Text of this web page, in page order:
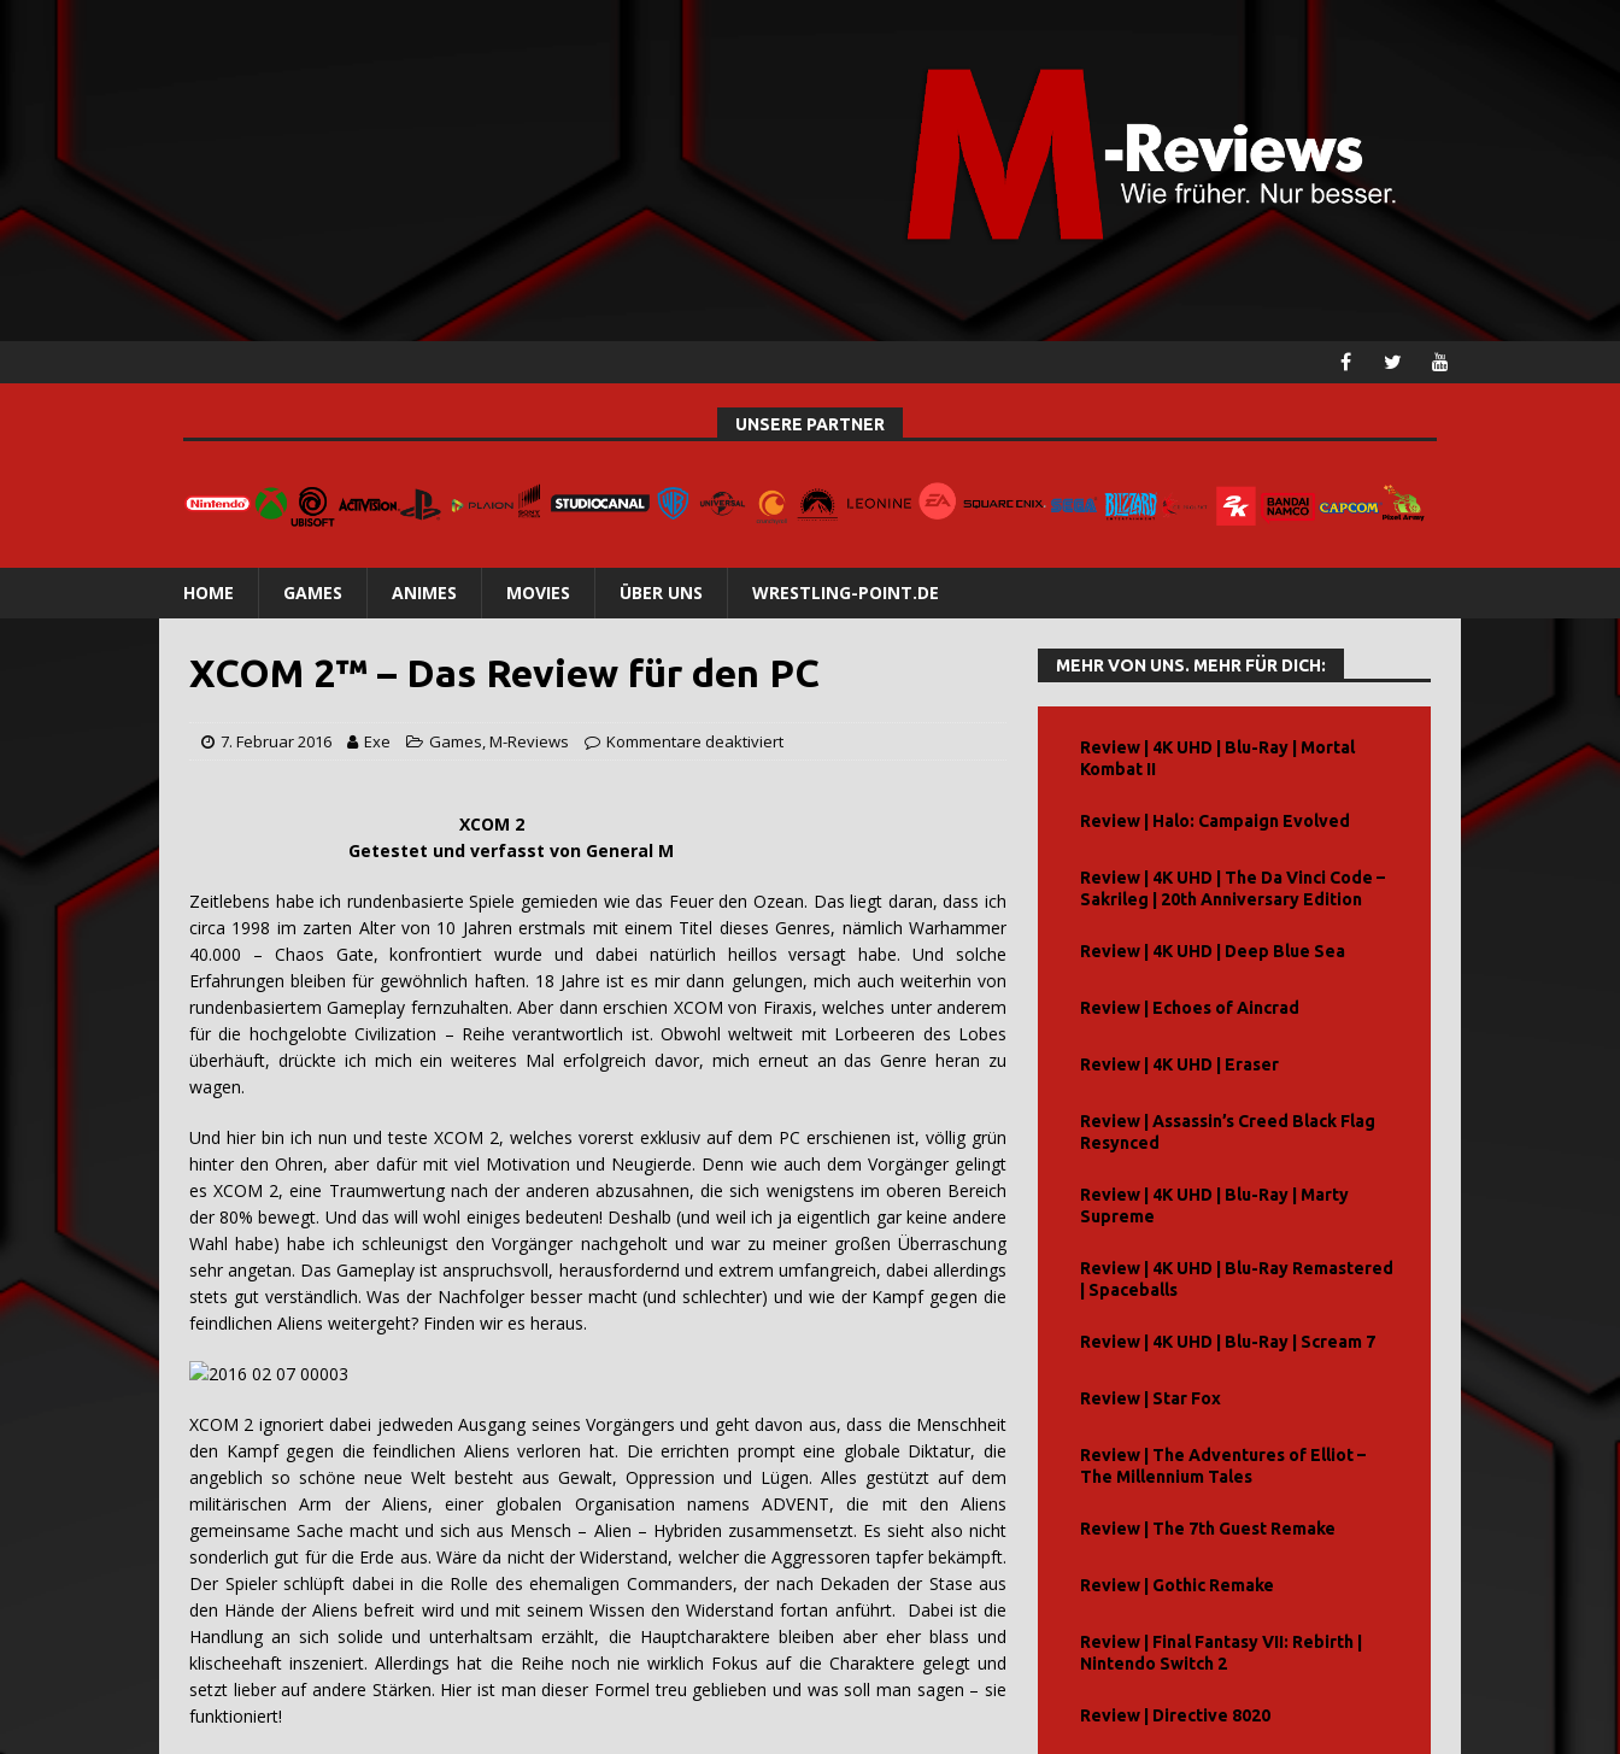
UNSERE PARTNER
HOME GAMES ANIMES MOVIES ÜBER UNS WRESTLING-POINT.DE
XCOM 2™ – Das Review für den PC
7. Februar 2016 Exe Games,M-Reviews Kommentare deaktiviert
XCOM 2
Getestet und verfasst von General M
Zeitlebens habe ich rundenbasierte Spiele gemieden wie das Feuer den Ozean. Das liegt daran, dass ich
circa 1998 im zarten Alter von 10 Jahren erstmals mit einem Titel dieses Genres, nämlich Warhammer
40.000 – Chaos Gate, konfrontiert wurde und dabei natürlich heillos versagt habe. Und solche
Erfahrungen bleiben für gewöhnlich haften. 18 Jahre ist es mir dann gelungen, mich auch weiterhin von
rundenbasiertem Gameplay fernzuhalten. Aber dann erschien XCOM von Firaxis, welches unter anderem
für die hochgelobte Civilization – Reihe verantwortlich ist. Obwohl weltweit mit Lorbeeren des Lobes
überhäuft, drückte ich mich ein weiteres Mal erfolgreich davor, mich erneut an das Genre heran zu
wagen.
Und hier bin ich nun und teste XCOM 2, welches vorerst exklusiv auf dem PC erschienen ist, völlig grün
hinter den Ohren, aber dafür mit viel Motivation und Neugierde. Denn wie auch dem Vorgänger gelingt
es XCOM 2, eine Traumwertung nach der anderen abzusahnen, die sich wenigstens im oberen Bereich
der 80% bewegt. Und das will wohl einiges bedeuten! Deshalb (und weil ich ja eigentlich gar keine andere
Wahl habe) habe ich schleunigst den Vorgänger nachgeholt und war zu meiner großen Überraschung
sehr angetan. Das Gameplay ist anspruchsvoll, herausfordernd und extrem umfangreich, dabei allerdings
stets gut verständlich. Was der Nachfolger besser macht (und schlechter) und wie der Kampf gegen die
feindlichen Aliens weitergeht? Finden wir es heraus.
XCOM 2 ignoriert dabei jedweden Ausgang seines Vorgängers und geht davon aus, dass die Menschheit
den Kampf gegen die feindlichen Aliens verloren hat. Die errichten prompt eine globale Diktatur, die
angeblich so schöne neue Welt besteht aus Gewalt, Oppression und Lügen. Alles gestützt auf dem
militärischen Arm der Aliens, einer globalen Organisation namens ADVENT, die mit den Aliens
gemeinsame Sache macht und sich aus Mensch – Alien – Hybriden zusammensetzt. Es sieht also nicht
sonderlich gut für die Erde aus. Wäre da nicht der Widerstand, welcher die Aggressoren tapfer bekämpft.
Der Spieler schlüpft dabei in die Rolle des ehemaligen Commanders, der nach Dekaden der Stase aus
den Hände der Aliens befreit wird und mit seinem Wissen den Widerstand fortan anführt. Dabei ist die
Handlung an sich solide und unterhaltsam erzählt, die Hauptcharaktere bleiben aber eher blass und
klischeehaft inszeniert. Allerdings hat die Reihe noch nie wirklich Fokus auf die Charaktere gelegt und
setzt lieber auf andere Stärken. Hier ist man dieser Formel treu geblieben und was soll man sagen – sie
funktioniert!
MEHR VON UNS. MEHR FÜR DICH:
Review | 4K UHD | Blu-Ray | Mortal
Kombat II
Review | Halo: Campaign Evolved
Review | 4K UHD | The Da Vinci Code –
Sakrileg | 20th Anniversary Edition
Review | 4K UHD | Deep Blue Sea
Review | Echoes of Aincrad
Review | 4K UHD | Eraser
Review | Assassin’s Creed Black Flag
Resynced
Review | 4K UHD | Blu-Ray | Marty
Supreme
Review | 4K UHD | Blu-Ray Remastered
| Spaceballs
Review | 4K UHD | Blu-Ray | Scream 7
Review | Star Fox
Review | The Adventures of Elliot –
The Millennium Tales
Review | The 7th Guest Remake
Review | Gothic Remake
Review | Final Fantasy VII: Rebirth |
Nintendo Switch 2
Review | Directive 8020